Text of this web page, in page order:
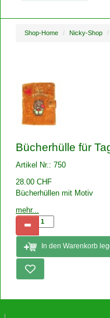
Shop-Home Nicky-Shop
Bücherhülle für
Artikel Nr.: 750
28.00 CHF
Bücherhüllen mit Motiv
mehr...
In den Warenkorb